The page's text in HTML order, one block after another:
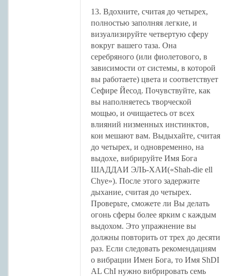
13. Вдохните, считая до четырех,
полностью заполняя легкие, и
визуализируйте четвертую сферу
вокруг вашего таза. Она
серебряного (или фиолетового, в
зависимости от системы, в которой
вы работаете) цвета и соответствует
Сефире Йесод. Почувствуйте, как
вы наполняетесь творческой
мощью, и очищаетесь от всех
влияний низменных инстинктов,
кои мешают вам. Выдыхайте, считая
до четырех, и одновременно, на
выдохе, вибрируйте Имя Бога
ШАДДАИ ЭЛЬ-ХАИ(«Shah-die ell
Chye»). После этого задержите
дыхание, считая до четырех.
Проверьте, сможете ли Вы делать
огонь сферы более ярким с каждым
выдохом. Это упражнение вы
должны повторить от трех до деcяти
раз. Если следовать рекомендациям
о вибрации Имен Бога, то Имя ShDI
AL ChI нужно вибрировать семь